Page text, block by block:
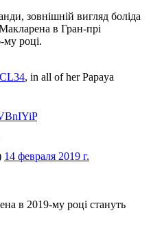
зовнішній вигляд боліда
в Гран-прі
му році.
, in all of her Papaya
14 февраля 2019 г.
в 2019-му році стануть